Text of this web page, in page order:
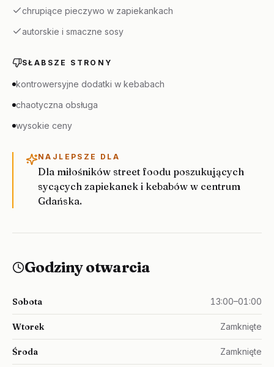
chrupiące pieczywo w zapiekankach
autorskie i smaczne sosy
SŁABSZE STRONY
kontrowersyjne dodatki w kebabach
chaotyczna obsługa
wysokie ceny
NAJLEPSZE DLA
Dla miłośników street foodu poszukujących
sycących zapiekanek i kebabów w centrum
Gdańska.
Godziny otwarcia
Sobota 13:00–01:00
Wtorek Zamknięte
Środa Zamknięte